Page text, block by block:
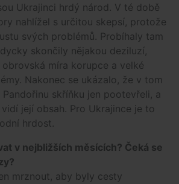
Ukrajinci hrdý národ. V té době
nahlížel s určitou skepsí, protože
svých problémů. Probíhaly tam
skončily nějakou deziluzí,
míra korupce a velké
Nakonec se ukázalo, že v tom
Pandořinu skříňku jen pootevřeli, a
její obsah. Pro Ukrajince je to
hrdost.
v nejbližších měsících? Čeká se
mrznout, aby byly cesty